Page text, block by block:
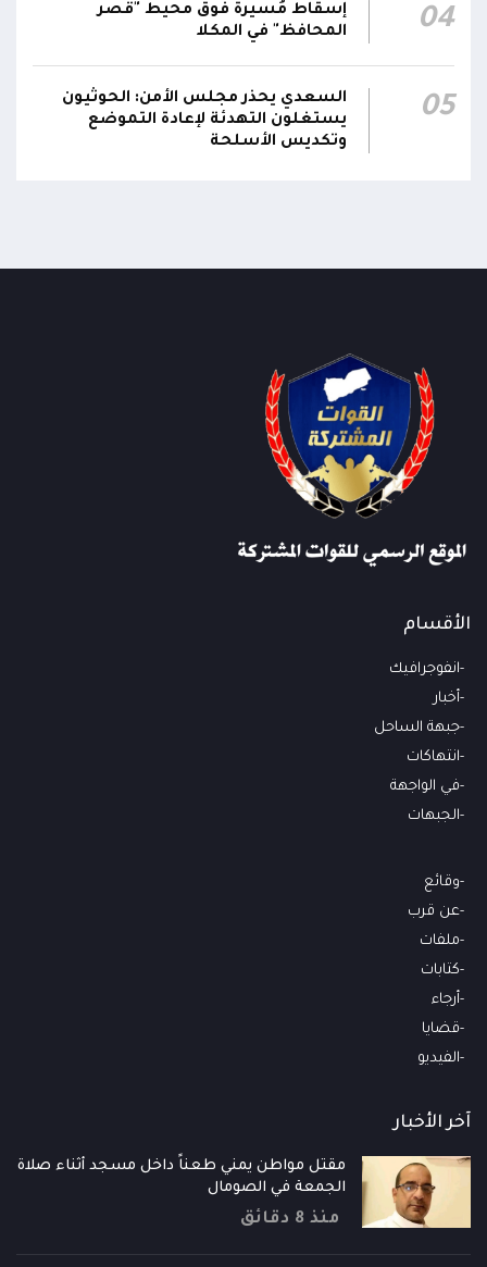
04
إسقاط مُسيرة فوق محيط "قصر
المحافظ" في المكلا
05
السعدي يحذر مجلس الأمن: الحوثيون
يستغلون التهدئة لإعادة التموضع
وتكديس الأسلحة
الأقسام
انفوجرافيك
أخبار
جبهة الساحل
انتهاكات
في الواجهة
الجبهات
وقائع
عن قرب
ملفات
كتابات
أرجاء
قضايا
الفيديو
آخر الأخبار
مقتل مواطن يمني طعناً داخل مسجد أثناء صلاة
الجمعة في الصومال
منذ 8 دقائق